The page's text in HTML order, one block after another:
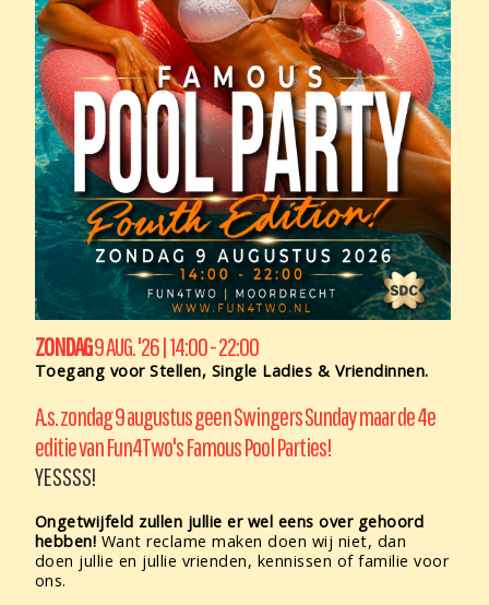
ZONDAG9 AUG. '26| 14:00 - 22:00
Toegang voor Stellen, Single Ladies & Vriendinnen.
A.s. zondag 9 augustus geen Swingers Sunday maar de 4e
editie van Fun4Two's Famous Pool Parties!
YESSSS!
Ongetwijfeld zullen jullie er wel eens over gehoord
hebben! Want reclame maken doen wij niet, dan
doen jullie en jullie vrienden, kennissen of familie voor
ons.